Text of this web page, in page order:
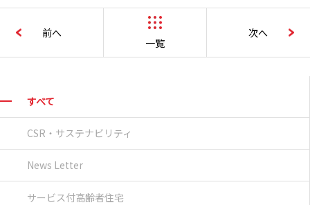
すべて
CSR・サステナビリティ
News Letter
サービス付高齢者住宅
前へ
一覧
次へ